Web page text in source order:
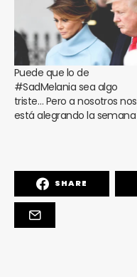
Puede que lo de
#SadMelania sea algo
triste… Pero a nosotros nos
está alegrando la semana
SHARE